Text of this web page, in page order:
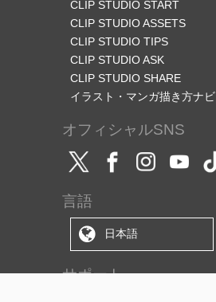
CLIP STUDIO START
CLIP STUDIO ASSETS
CLIP STUDIO TIPS
CLIP STUDIO ASK
CLIP STUDIO SHARE
イラスト・マンガ描き方ナビ
オフィシャルSNS
言語
日本語
サポート